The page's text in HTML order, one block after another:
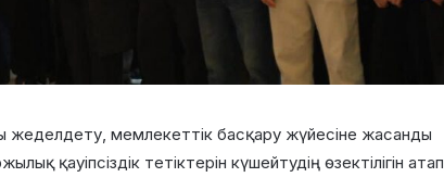
мемлекеттік басқару жүйесіне жасанды
қауіпсіздік тетіктерін күшейтудің өзектілігін атап